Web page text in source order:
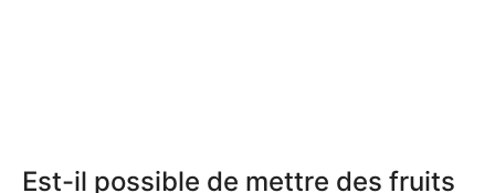
Est-il possible de mettre des fruits